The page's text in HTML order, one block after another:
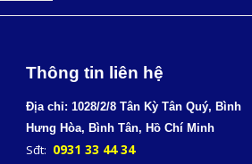
Thông tin liên hệ
Địa chỉ: 1028/2/8 Tân Kỳ Tân Quý, Bình
Hưng Hòa, Bình Tân, Hồ Chí Minh
Sđt: 0931 33 44 34